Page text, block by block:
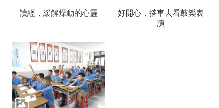
礙
說
明
著
作
權
讀經，緩解燥動的心靈
好開心，搭車去看鼓樂表
演